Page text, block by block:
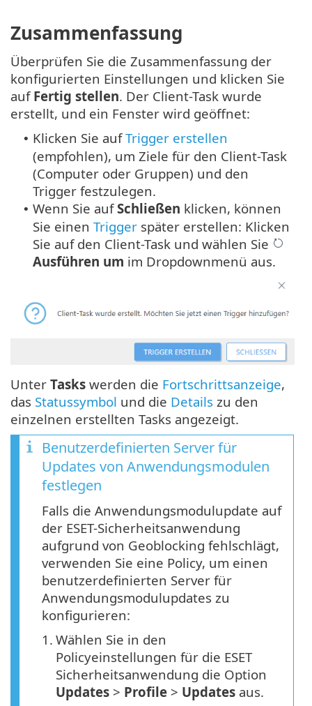
Zusammenfassung
Überprüfen Sie die Zusammenfassung der
konfigurierten Einstellungen und klicken Sie
auf Fertig stellen. Der Client-Task wurde
erstellt, und ein Fenster wird geöffnet:
• Klicken Sie aufTrigger erstellen
(empfohlen), um Ziele für den Client-Task
(Computer oder Gruppen) und den
Trigger festzulegen.
• Wenn Sie aufSchließen klicken, können
Sie einen Trigger später erstellen: Klicken
Sie auf den Client-Task und wählen Sie
Ausführen um im Dropdownmenü aus.
Unter Tasks werden die Fortschrittsanzeige,
das Statussymbol und die Details zu den
einzelnen erstellten Tasks angezeigt.
Benutzerdefinierten Server für
Updates von Anwendungsmodulen
festlegen
Falls die Anwendungsmodulupdate auf
der ESET-Sicherheitsanwendung
aufgrund von Geoblocking fehlschlägt,
verwenden Sie eine Policy, um einen
benutzerdefinierten Server für
Anwendungsmodulupdates zu
konfigurieren:
1. Wählen Sie in den
Policyeinstellungen für die ESET
Sicherheitsanwendung die Option
Updates > Profile > Updates aus.